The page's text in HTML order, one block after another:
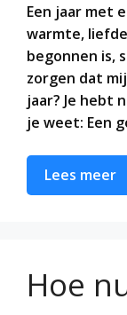
Een jaar met
warmte,
begonnen is,
zorgen dat
jaar? Je hebt
je weet: Een
Lees meer
Hoe